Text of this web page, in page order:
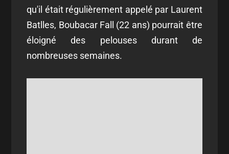
qu'il était régulièrement appelé par Laurent
Batlles, Boubacar Fall (22 ans) pourrait être
éloigné des pelouses durant de
nombreuses semaines.